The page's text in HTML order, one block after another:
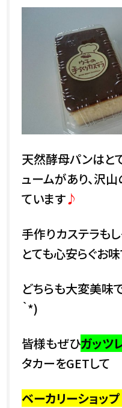
天然酵母パンはと
ュームがあり、沢
ています♪
手作りカステラもし
とても心安らぐお
どちらも大変美味
｀*)
皆様もぜひガッツ
タカーをGETして
ベーカリーショ